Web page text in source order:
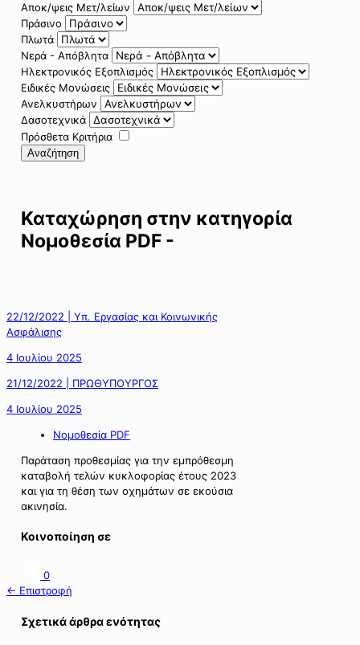
Αποκ/ψεις Μετ/λείων
Πράσινο
Πλωτά
Νερά - Απόβλητα
Ηλεκτρονικός Εξοπλισμός
Ειδικές Μονώσεις
Ανελκυστήρων
Δασοτεχνικά
Πρόσθετα Κριτήρια
Αναζήτηση
Καταχώρηση στην κατηγορία
Νομοθεσία PDF -
22/12/2022 | Υπ. Εργασίας και Κοινωνικής
Ασφάλισης
4 Ιουλίου 2025
21/12/2022 | ΠΡΩΘΥΠΟΥΡΓΟΣ
4 Ιουλίου 2025
Νομοθεσία PDF
Παράταση προθεσμίας για την εμπρόθεσμη
καταβολή τελών κυκλοφορίας έτους 2023
και για τη θέση των οχημάτων σε εκούσια
ακινησία.
Κοινοποίηση σε
0
← Επιστροφή
Σχετικά άρθρα ενότητας